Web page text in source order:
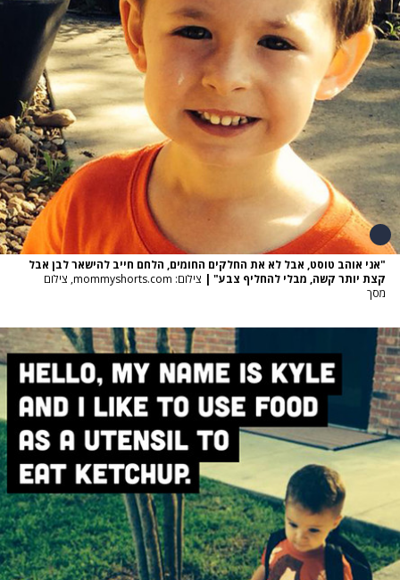
"אני אוהב טוסט, אבל לא את החלקים החומים, הלחם חייב להישאר לבן אבל
קצת יותר קשה, מבלי להחליף צבע"
צילום: mommyshorts.com, צילום
מסך